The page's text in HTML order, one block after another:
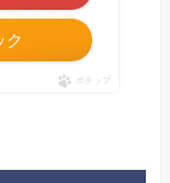
ク
ポチップ